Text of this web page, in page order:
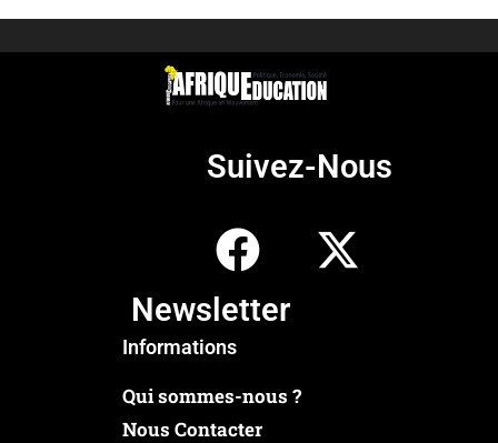
Suivez-Nous
Newsletter
Informations
Qui sommes-nous ?
Nous Contacter